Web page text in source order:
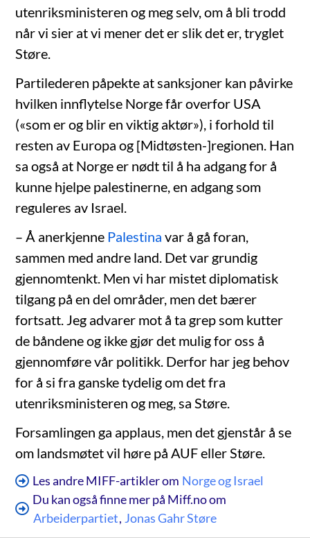
utenriksministeren og meg selv, om å bli trodd
når vi sier at vi mener det er slik det er, tryglet
Støre.
Partilederen påpekte at sanksjoner kan påvirke
hvilken innflytelse Norge får overfor USA
(«som er og blir en viktig aktør»), i forhold til
resten av Europa og [Midtøsten-]regionen. Han
sa også at Norge er nødt til å ha adgang for å
kunne hjelpe palestinerne, en adgang som
reguleres av Israel.
– Å anerkjenne Palestina var å gå foran,
sammen med andre land. Det var grundig
gjennomtenkt. Men vi har mistet diplomatisk
tilgang på en del områder, men det bærer
fortsatt. Jeg advarer mot å ta grep som kutter
de båndene og ikke gjør det mulig for oss å
gjennomføre vår politikk. Derfor har jeg behov
for å si fra ganske tydelig om det fra
utenriksministeren og meg, sa Støre.
Forsamlingen ga applaus, men det gjenstår å se
om landsmøtet vil høre på AUF eller Støre.
Les andre MIFF-artikler om Norge og Israel
Du kan også finne mer på Miff.no om
Arbeiderpartiet, Jonas Gahr Støre